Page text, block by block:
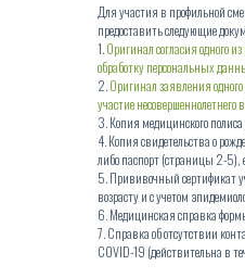
Для участия в профильной
предоставить следующие
1.Оригинал согласия одного
обработку персональных
2.Оригинал заявления
участие несовершеннолетнего
3. Копия медицинского
4. Копия свидетельства о
либо паспорт (страницы 2-5),
5. Прививочный сертификат
возрасту и с учетом
6. Медицинская справка
7. Справка об отсутствии
COVID-19 (действительна в